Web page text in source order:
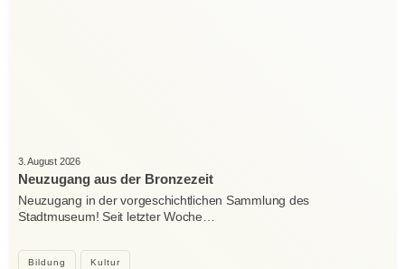
Bildung Kultur
3. August 2026
Neuzugang aus der Bronzezeit
Neuzugang in der vorgeschichtlichen Sammlung des
Stadtmuseum! Seit letzter Woche…